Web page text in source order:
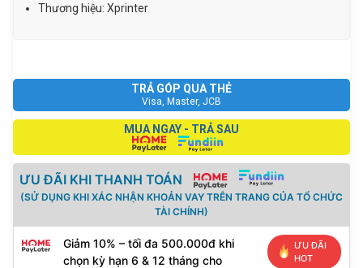
Thương hiệu: Xprinter
TRẢ GÓP QUA THẺ
Visa, Master, JCB
MUA NGAY - TRẢ SAU
ƯU ĐÃI KHI THANH TOÁN
(SỬ DỤNG KHI XÁC NHẬN KHOẢN VAY TRÊN TRANG CỦA TỔ CHỨC
TÀI CHÍNH)
Giảm 10% – tối đa 500.000đ khi
chọn kỳ hạn 6 & 12 tháng cho
ƯU ĐÃI
HOT